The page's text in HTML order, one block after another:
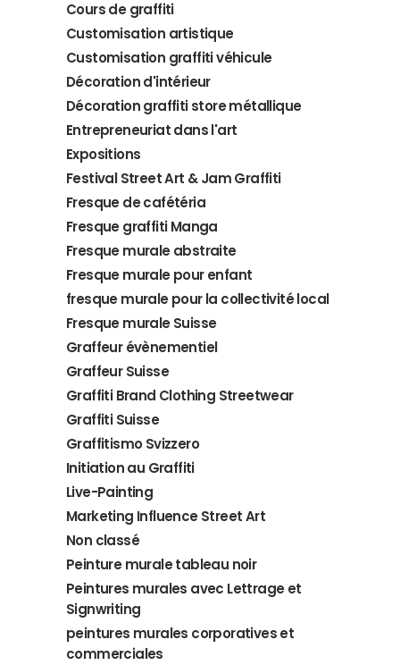
Cours de graffiti
Customisation artistique
Customisation graffiti véhicule
Décoration d'intérieur
Décoration graffiti store métallique
Entrepreneuriat dans l'art
Expositions
Festival Street Art & Jam Graffiti
Fresque de cafétéria
Fresque graffiti Manga
Fresque murale abstraite
Fresque murale pour enfant
fresque murale pour la collectivité local
Fresque murale Suisse
Graffeur évènementiel
Graffeur Suisse
Graffiti Brand Clothing Streetwear
Graffiti Suisse
Graffitismo Svizzero
Initiation au Graffiti
Live-Painting
Marketing Influence Street Art
Non classé
Peinture murale tableau noir
Peintures murales avec Lettrage et
Signwriting
peintures murales corporatives et
commerciales